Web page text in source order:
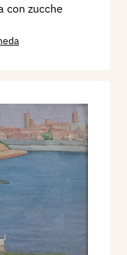
con zucche